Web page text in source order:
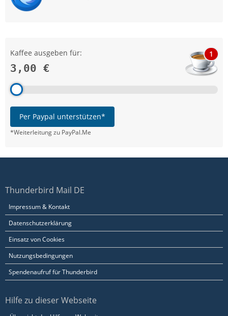
Kaffee ausgeben für:
3,00 €
1
Per Paypal unterstützen*
*Weiterleitung zu PayPal.Me
Thunderbird Mail DE
Impressum & Kontakt
Datenschutzerklärung
Einsatz von Cookies
Nutzungsbedingungen
Spendenaufruf für Thunderbird
Hilfe zu dieser Webseite